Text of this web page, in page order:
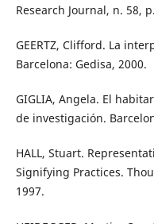
Research Journal, n. 58,
GEERTZ, Clifford. La
Barcelona: Gedisa, 2000.
GIGLIA, Angela. El
de investigación.
HALL, Stuart.
Signifying Practices.
1997.